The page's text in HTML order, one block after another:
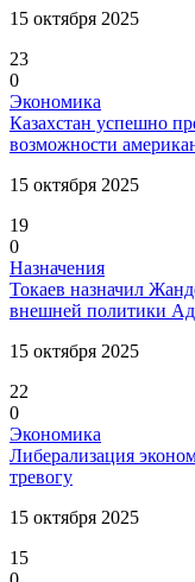
15 октября 2025
23
0
Экономика
Казахстан успешно
возможности
15 октября 2025
19
0
Назначения
Токаев назначил
внешней политики
15 октября 2025
22
0
Экономика
Либерализация
тревогу
15 октября 2025
15